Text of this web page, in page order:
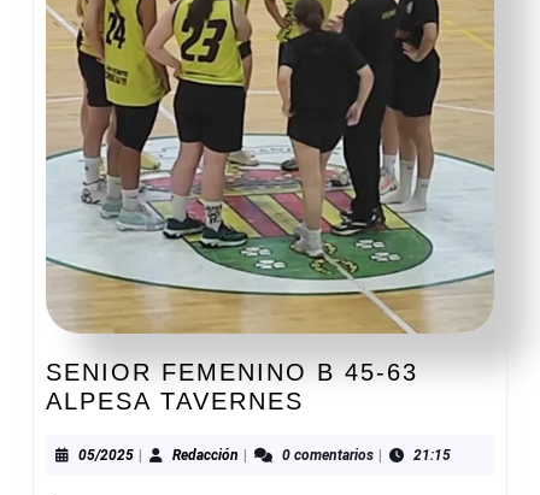
SENIOR FEMENINO B 45-63
ALPESA TAVERNES
B
05/202505/2025Redacción Redacción0 comentarios 21:15